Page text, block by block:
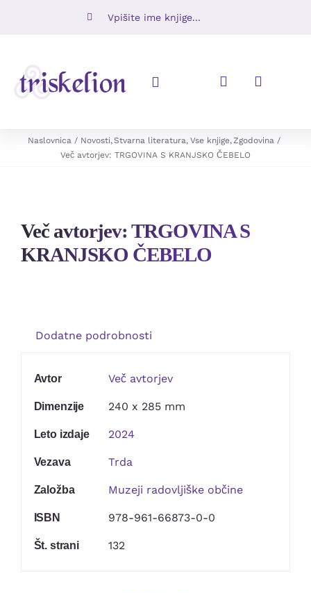
Toggle
Ugodno
Kontakt
Naslovnica Novosti Stvarna literatura Vse knjige Zgodovina
Več avtorjev: TRGOVINA S KRANJSKO ČEBELO
Več avtorjev: TRGOVINA S
KRANJSKO ČEBELO
Dodatne podrobnosti
Avtor Več avtorjev
Dimenzije 240 x 285 mm
Leto izdaje 2024
Vezava Trda
Založba Muzeji radovljiške občine
ISBN 978-961-66873-0-0
Št. strani 132